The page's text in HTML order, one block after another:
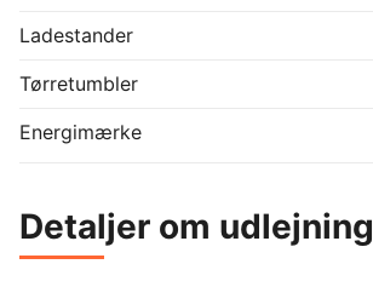
Ladestander
Tørretumbler
Energimærke
Detaljer om udlejning